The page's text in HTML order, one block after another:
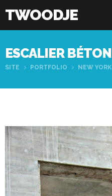
TWOODJE
ESCALIER BÉTON
SITE PORTFOLIO NEW YORK